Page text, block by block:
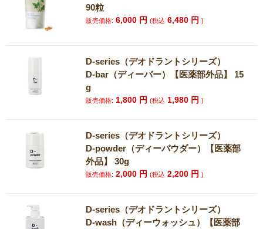
90粒
販売価格: 6,000 円(税込 6,480 円)
D-series（デオドラントシリーズ）
D-bar（ディーバー）【医薬部外品】 15
g
販売価格: 1,800 円(税込 1,980 円)
D-series（デオドラントシリーズ）
D-powder（ディーパウダー）【医薬部
外品】 30g
販売価格: 2,000 円(税込 2,200 円)
D-series（デオドラントシリーズ）
D-wash（ディーウォッシュ）【医薬部